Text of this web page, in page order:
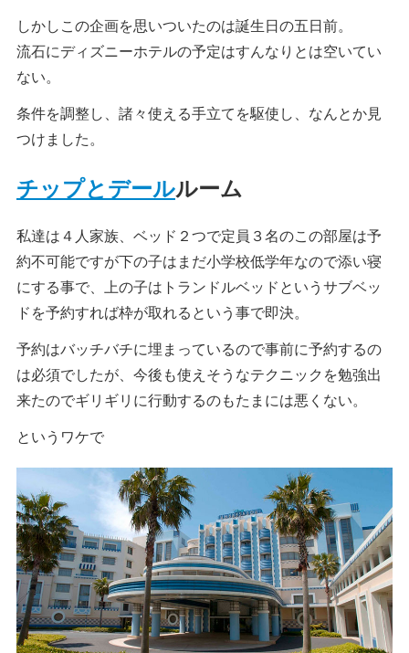
しかしこの企画を思いついたのは誕生日の五日前。
流石にディズニーホテルの予定はすんなりとは空いてい
ない。
条件を調整し、諸々使える手立てを駆使し、なんとか見
つけました。
チップとデールルーム
私達は４人家族、ベッド２つで定員３名のこの部屋は予
約不可能ですが下の子はまだ小学校低学年なので添い寝
にする事で、上の子はトランドルベッドというサブベッ
ドを予約すれば枠が取れるという事で即決。
予約はバッチバチに埋まっているので事前に予約するの
は必須でしたが、今後も使えそうなテクニックを勉強出
来たのでギリギリに行動するのもたまには悪くない。
というワケで